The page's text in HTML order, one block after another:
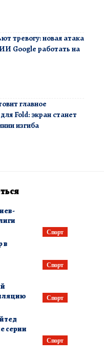
тревогу: новая атака
Google работать на
главное
Fold: экран станет
изгиба
Спорт
Спорт
в
Спорт
Спорт
серии